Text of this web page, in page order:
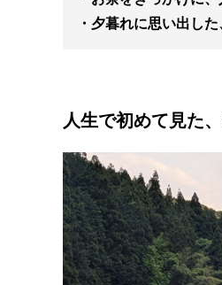
・夕暮れに思い出し
人生で初めて見た